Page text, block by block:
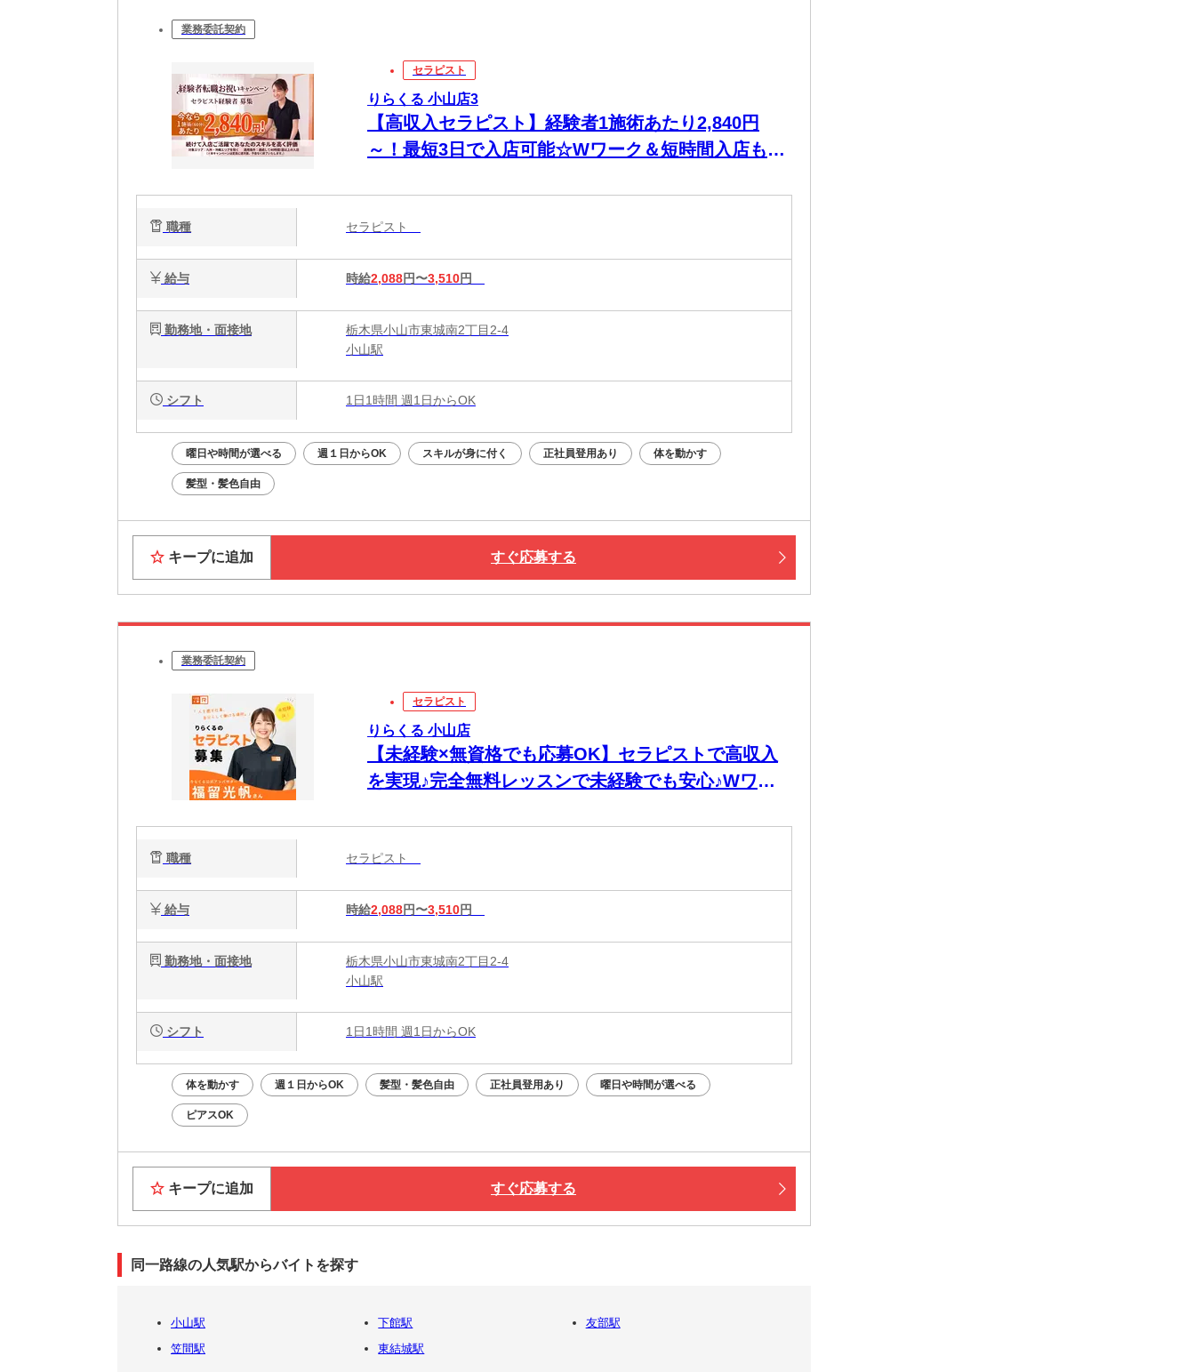
業務委託契約
セラピスト
りらくる 小山店3
【高収入セラピスト】経験者1施術あたり2,840円
～！最短3日で入店可能☆Wワーク＆短時間入店も
職種 セラピスト
給与 時給2,088円〜3,510円
勤務地・面接地
栃木県小山市東城南2丁目2-4
小山駅
シフト 1日1時間 週1日からOK
曜日や時間が選べる 週１日からOK スキルが身に付く 正社員登用あり 体を動かす
髪型・髪色自由
キープに追加 すぐ応募する
業務委託契約
セラピスト
りらくる 小山店
【未経験×無資格でも応募OK】セラピストで高収入
を実現♪完全無料レッスンで未経験でも安心♪Wワー
職種 セラピスト
給与 時給2,088円〜3,510円
勤務地・面接地
栃木県小山市東城南2丁目2-4
小山駅
シフト 1日1時間 週1日からOK
体を動かす 週１日からOK 髪型・髪色自由 正社員登用あり 曜日や時間が選べる
ピアスOK
キープに追加 すぐ応募する
同一路線の人気駅からバイトを探す
小山駅 下館駅
友部駅
笠間駅
東結城駅